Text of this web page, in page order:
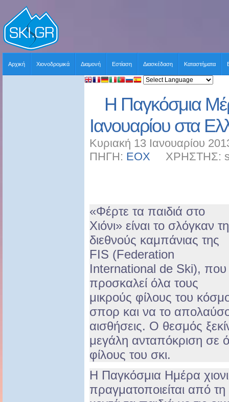
Αρχική Χιονοδρομικά Διαμονή Εστίαση Διασκέδαση Καταστήματα
Η Παγκόσμια
Ιανουαρίου στα
Κυριακή 13 Ιανουαρίου
ΠΗΓΗ: ΕΟΧ ΧΡΗΣΤΗΣ:
«Φέρτε τα παιδιά στο
Χιόνι» είναι το σλόγκαν
διεθνούς καμπάνιας της
FIS (Federation
International de Ski), που
προσκαλεί όλα τους
μικρούς φίλους του
σπορ και να το
αισθήσεις. Ο θεσμός
μεγάλη ανταπόκριση σε
φίλους του σκι.
Η Παγκόσμια Ημέρα
πραγματοποιείται από